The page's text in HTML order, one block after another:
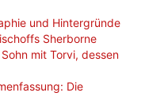
und Hintergründe
Sherborne
mit Torvi, dessen
Die